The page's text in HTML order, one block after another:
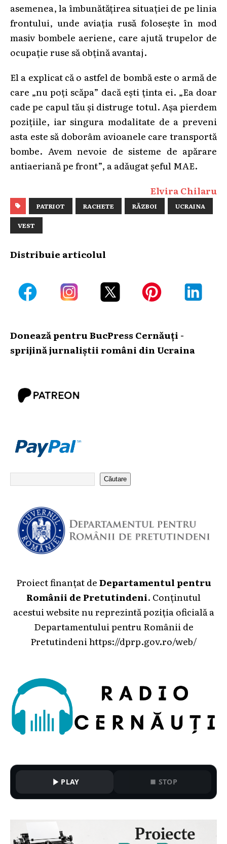
asemenea, la îmbunătățirea situației de pe linia
frontului, unde aviația rusă folosește în mod
masiv bombele aeriene, care ajută trupelor de
ocupație ruse să obțină avantaj.
El a explicat că o astfel de bombă este o armă de
care „nu poți scăpa” dacă ești ținta ei. „Ea doar
cade pe capul tău și distruge totul. Așa pierdem
pozițiile, iar singura modalitate de a preveni
asta este să doborâm avioanele care transportă
bombe. Avem nevoie de sisteme de apărare
antiaeriană pe front”, a adăugat șeful MAE.
Elvira Chilaru
PATRIOT RACHETE RĂZBOI UCRAINA
VEST
Distribuie articolul
Donează pentru BucPress Cernăuți -
sprijină jurnaliștii români din Ucraina
Căutare
Proiect finanțat deDepartamentul pentru
Românii de Pretutindeni. Conținutul
acestui website nu reprezintă poziția oficială a
Departamentului pentru Românii de
Pretutindeni https://dprp.gov.ro/web/
PLAY STOP